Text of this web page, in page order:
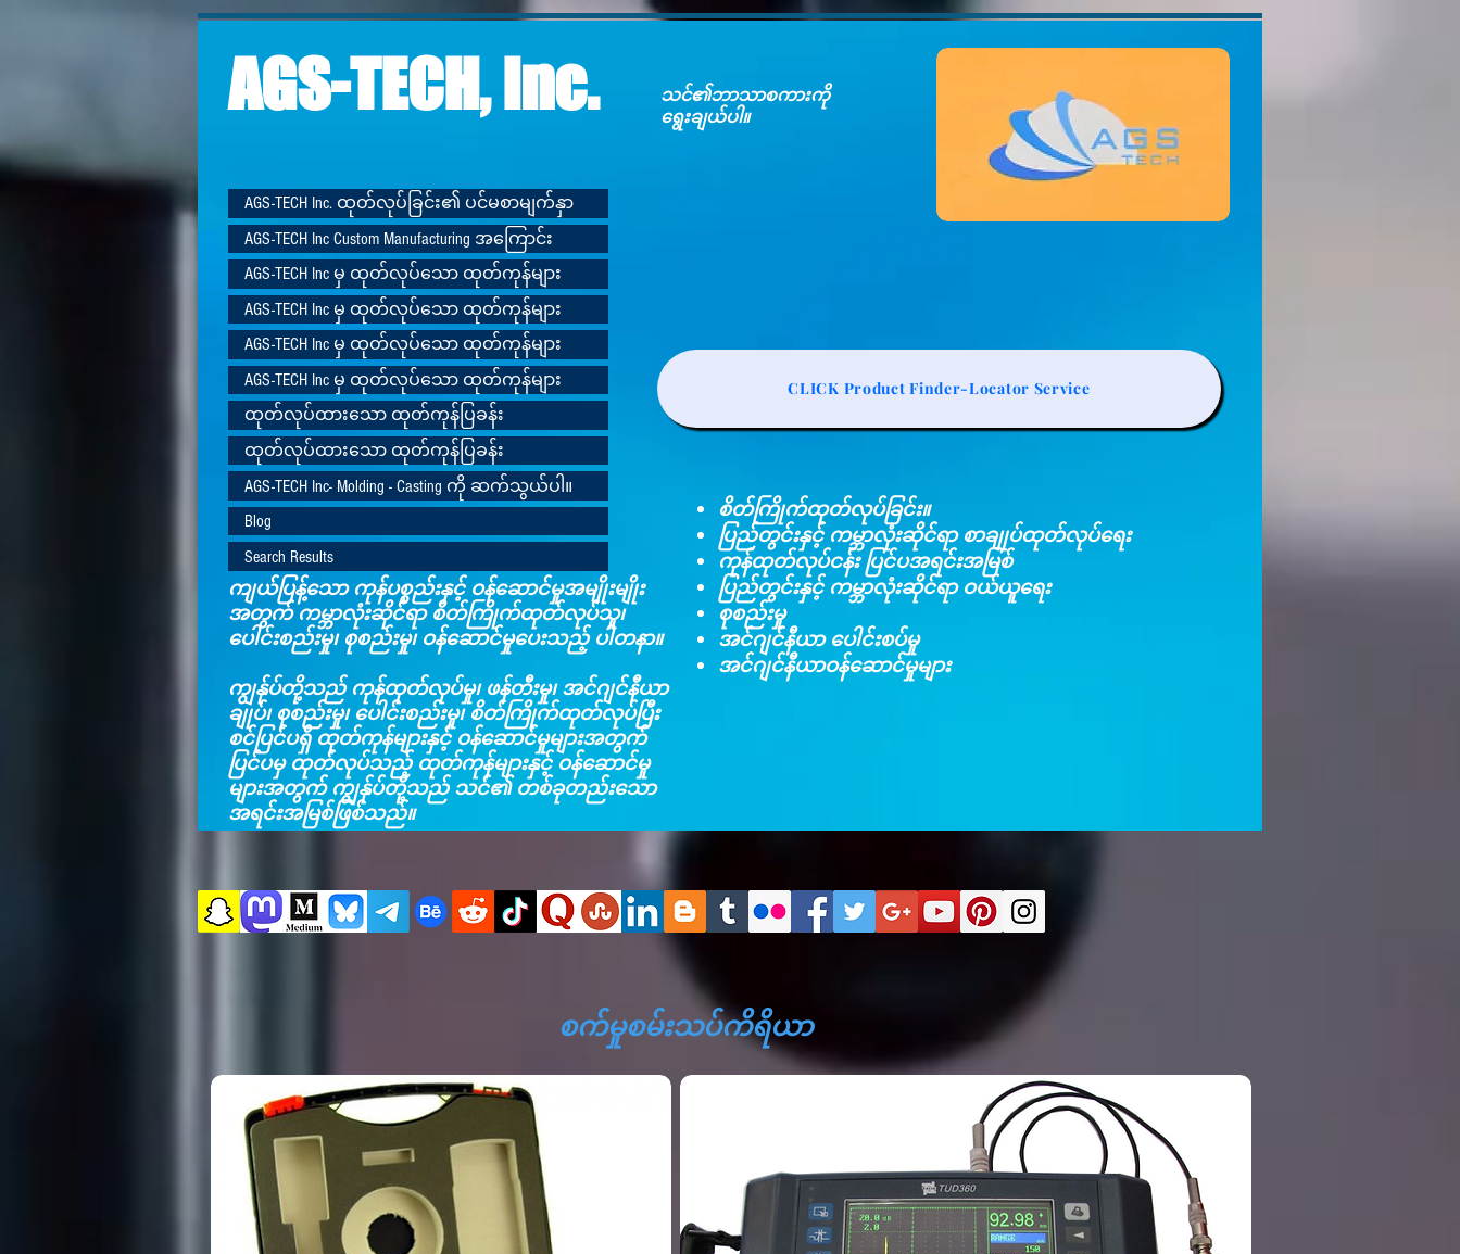
AGS-TECH, Inc.
AGS-TECH Inc. ထုတ်လုပ်ခြင်း၏ ပင်မစာမျက်နှာ
AGS-TECH Inc Custom Manufacturing အကြောင်း
AGS-TECH Inc မှ ထုတ်လုပ်သော ထုတ်ကုန်များ
AGS-TECH Inc မှ ထုတ်လုပ်သော ထုတ်ကုန်များ
AGS-TECH Inc မှ ထုတ်လုပ်သော ထုတ်ကုန်များ
AGS-TECH Inc မှ ထုတ်လုပ်သော ထုတ်ကုန်များ
ထုတ်လုပ်ထားသော ထုတ်ကုန်ပြခန်း
ထုတ်လုပ်ထားသော ထုတ်ကုန်ပြခန်း
AGS-TECH Inc- Molding - Casting ကို ဆက်သွယ်ပါ။
Blog
Search Results
ကျယ်ပြန့်သော ကုန်ပစ္စည်းနှင့် ဝန်ဆောင်မှုအမျိုးမျိုး
အတွက် ကမ္ဘာလုံးဆိုင်ရာ စိတ်ကြိုက်ထုတ်လုပ်သူ၊
ပေါင်းစည်းမှု၊ စုစည်းမှု၊ ဝန်ဆောင်မှုပေးသည့် ပါတနာ။
ကျွန်ုပ်တို့သည် ကုန်ထုတ်လုပ်မှု၊ ဖန်တီးမှု၊ အင်ဂျင်နီယာ
ချုပ်၊ စုစည်းမှု၊ ပေါင်းစည်းမှု၊ စိတ်ကြိုက်ထုတ်လုပ်ပြီး
စင်ပြင်ပရှိ ထုတ်ကုန်များနှင့် ဝန်ဆောင်မှုများအတွက်
ပြင်ပမှ ထုတ်လုပ်သည့် ထုတ်ကုန်များနှင့် ဝန်ဆောင်မှု
များအတွက် ကျွန်ုပ်တို့သည် သင်၏ တစ်ခုတည်းသော
အရင်းအမြစ်ဖြစ်သည်။
သင်၏ဘာသာစကားကို
ရွေးချယ်ပါ။
CLICK Product Finder-Locator Service
စိတ်ကြိုက်ထုတ်လုပ်ခြင်း။
ပြည်တွင်းနှင့် ကမ္ဘာလုံးဆိုင်ရာ စာချုပ်ထုတ်လုပ်ရေး
ကုန်ထုတ်လုပ်ငန်း ပြင်ပအရင်းအမြစ်
ပြည်တွင်းနှင့် ကမ္ဘာလုံးဆိုင်ရာ ဝယ်ယူရေး
စုစည်းမှု​
အင်ဂျင်နီယာ ပေါင်းစပ်မှု​
အင်ဂျင်နီယာဝန်ဆောင်မှုများ
စက်မှုစမ်းသပ်ကိရိယာ